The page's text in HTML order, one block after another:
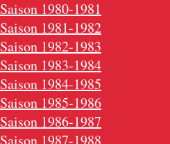
Saison 1980-1981
Saison 1981-1982
Saison 1982-1983
Saison 1983-1984
Saison 1984-1985
Saison 1985-1986
Saison 1986-1987
Saison 1987-1988